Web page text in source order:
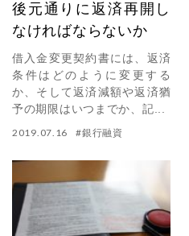
後元通りに返済再開し
なければならないか
借入金変更契約書には、返済
条件はどのように変更する
か、そして返済減額や返済猶
予の期限はいつまでか、記...
2019.07.16 #銀行融資